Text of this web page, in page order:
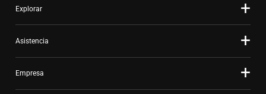
Explorar
Asistencia
Empresa